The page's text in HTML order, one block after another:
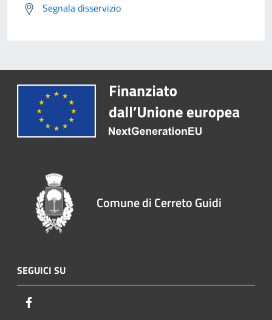
Segnala disservizio
Comune di Cerreto Guidi
SEGUICI SU